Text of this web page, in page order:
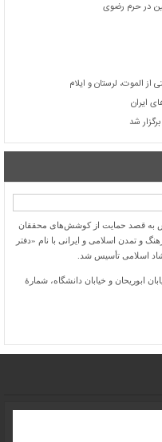
در حرم رضوی
الموت، لرستان و ایلام
ایران
شد
پژوهشی میراث مكتوب در سال ۱۳۷۲ ش به قصد حمایت از كوشش‌های محققان
و تمدن اسلامی و ایرانی با نام «دفتر
اسلامی تأسیس شد.
ابوریحان و خیابان دانشگاه، شمارۀ